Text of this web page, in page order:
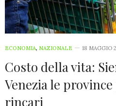
ECONOMIA, NAZIONALE 18 MAGGIO
Costo della vita:
Venezia le
rincari